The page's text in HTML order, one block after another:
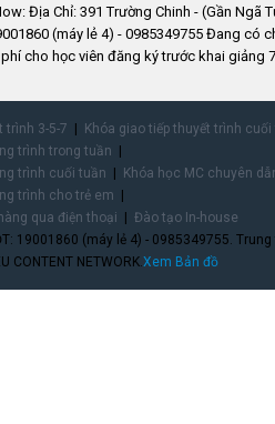
Địa Chỉ: 391 Trường Chinh - (Gần Ngã
(máy lẻ 4) - 0985349755 Đang có
cho học viên đăng ký trước khai giảng
trình 3-5-7
Khóa giao tiếp thuyết trình
trình trong tuần
trình cuối tuần
Khóa học MC chuyên
trình cho trẻ em
qua điện thoại
Đào tạo In-house
19001860 (máy lẻ 4) - 0985349755.
CONTENT NETWORK.Xem Bản đồ